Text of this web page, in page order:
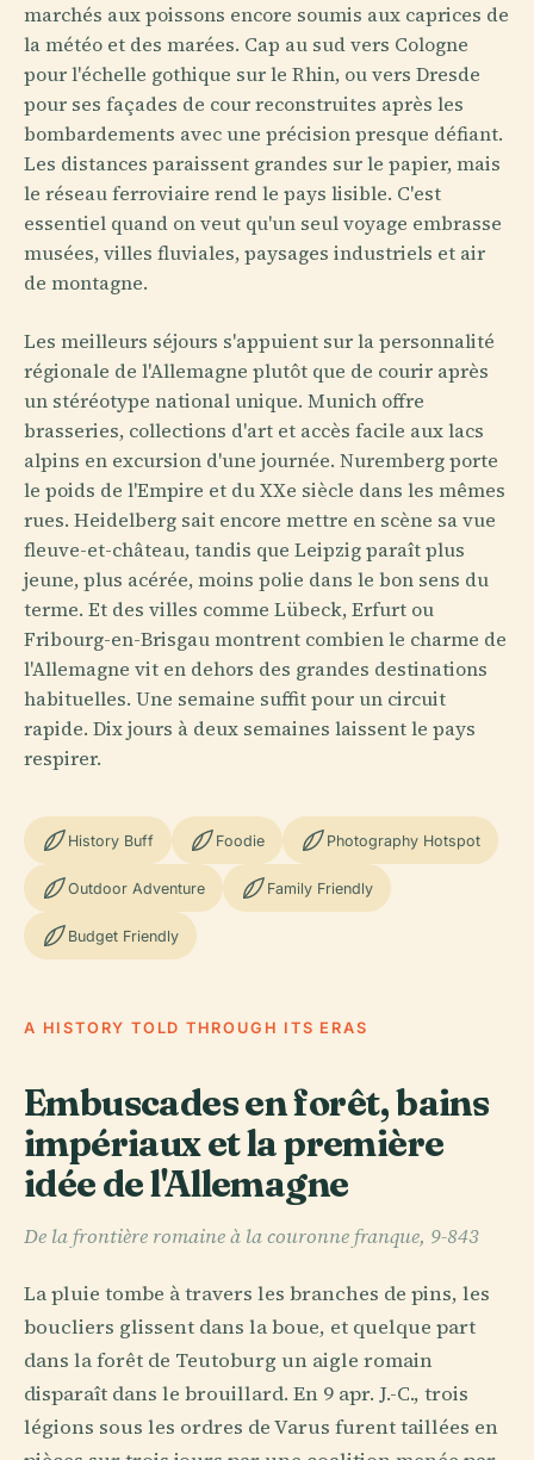
marchés aux poissons encore soumis aux caprices de
la météo et des marées. Cap au sud vers Cologne
pour l'échelle gothique sur le Rhin, ou vers Dresde
pour ses façades de cour reconstruites après les
bombardements avec une précision presque défiant.
Les distances paraissent grandes sur le papier, mais
le réseau ferroviaire rend le pays lisible. C'est
essentiel quand on veut qu'un seul voyage embrasse
musées, villes fluviales, paysages industriels et air
de montagne.
Les meilleurs séjours s'appuient sur la personnalité
régionale de l'Allemagne plutôt que de courir après
un stéréotype national unique. Munich offre
brasseries, collections d'art et accès facile aux lacs
alpins en excursion d'une journée. Nuremberg porte
le poids de l'Empire et du XXe siècle dans les mêmes
rues. Heidelberg sait encore mettre en scène sa vue
fleuve-et-château, tandis que Leipzig paraît plus
jeune, plus acérée, moins polie dans le bon sens du
terme. Et des villes comme Lübeck, Erfurt ou
Fribourg-en-Brisgau montrent combien le charme de
l'Allemagne vit en dehors des grandes destinations
habituelles. Une semaine suffit pour un circuit
rapide. Dix jours à deux semaines laissent le pays
respirer.
History Buff Foodie Photography Hotspot
Outdoor Adventure Family Friendly
Budget Friendly
A HISTORY TOLD THROUGH ITS ERAS
Embuscades en forêt, bains
impériaux et la première
idée de l'Allemagne
De la frontière romaine à la couronne franque, 9-843
La pluie tombe à travers les branches de pins, les
boucliers glissent dans la boue, et quelque part
dans la forêt de Teutoburg un aigle romain
disparaît dans le brouillard. En 9 apr. J.-C., trois
légions sous les ordres de Varus furent taillées en